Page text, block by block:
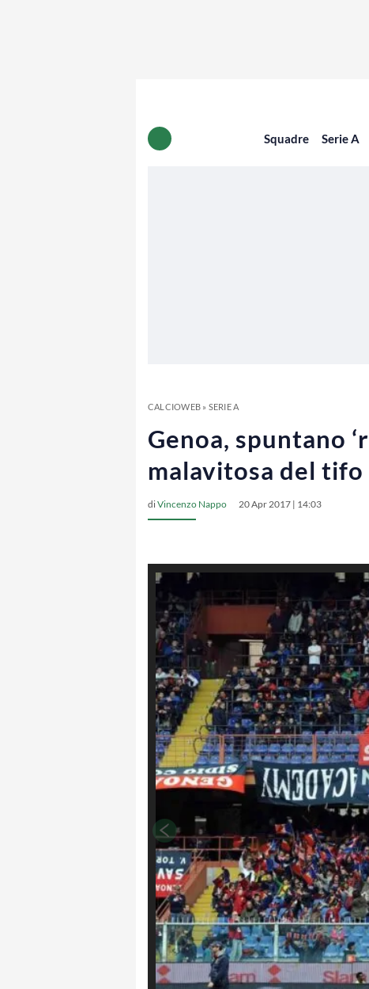
Squadre Serie A
CALCIOWEB» SERIE A
Genoa, spuntano
malavitosa del
diVincenzo Nappo 20 Apr 2017 | 14:03